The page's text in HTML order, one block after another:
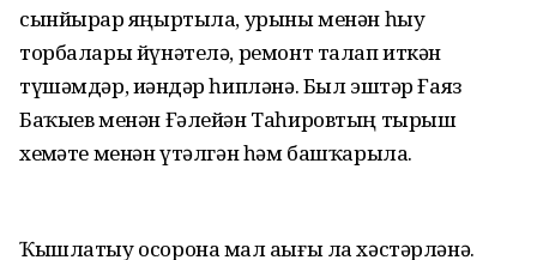
сынйырҙар яңыртыла, урыны менән һыу
торбалары йүнәтелә, ремонт талап иткән
түшәмдәр, иҙәндәр һипләнә. Был эштәр Ғаяз
Баҡыев менән Ғәлейән Таһировтың тырыш
хеҙмәте менән үтәлгән һәм башҡарыла.
Ҡышлатыу осорона мал аҙығы ла хәстәрләнә.